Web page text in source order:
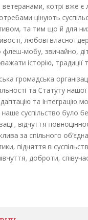
котрі вже є
цінують
та тим що й для
любові власної
флеш-мобу, звичайно,
історію, традиції
громадська
та Статуту
та
суспільство було
відчуття
за спільного
підняття в
доброти,